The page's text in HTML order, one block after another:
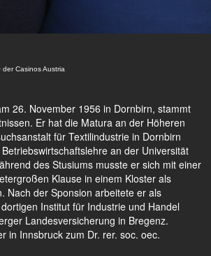
Casinos Austria
26. November 1956 in Dornbirn, stammt
Er hat die Matura an der Höheren
für Textilindustrie in Dornbirn
an der Universität
des Stusiums musste er sich mit einer
Klause in einem Kloster als
Nach der Sponsion arbeitete er als
Institut für Industrie und Handel
Landesversicherung in Bregenz.
in Innsbruck zum Dr. rer. soc. oec.